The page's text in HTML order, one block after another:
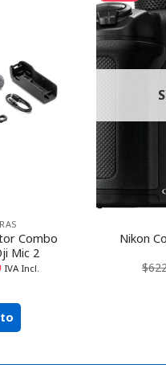
Combo
Mic 2
IVA Incl.
Nikon
$